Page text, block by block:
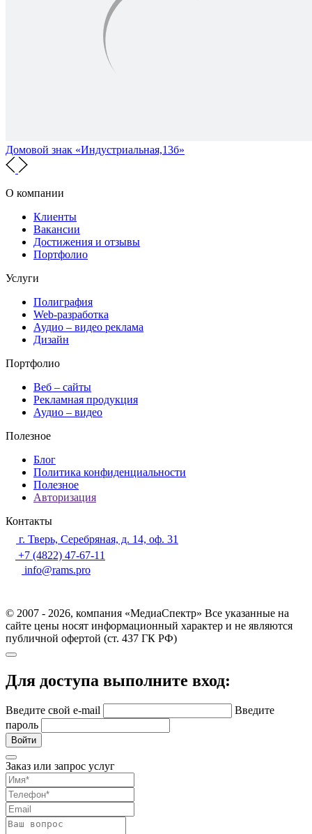
Домовой знак «Индустриальная,13б»
О компании
Клиенты
Вакансии
Достижения и отзывы
Портфолио
Услуги
Полиграфия
Web-разработка
Аудио – видео реклама
Дизайн
Портфолио
Веб – сайты
Рекламная продукция
Аудио – видео
Полезное
Блог
Политика конфиденциальности
Полезное
Авторизация
Контакты
г. Тверь, Серебряная, д. 14, оф. 31
+7 (4822) 47-67-11
info@rams.pro
© 2007 - 2026, компания «МедиаСпектр» Все указанные на
сайте цены носят информационный характер и не являются
публичной офертой (ст. 437 ГК РФ)
Для доступа выполните вход:
Введите свой e-mail
Введите
пароль
Войти
Заказ или запрос услуг